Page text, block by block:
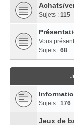
Achats/
Sujets : 115
Vous
Sujets : 68
Sujets : 176
Jeux de